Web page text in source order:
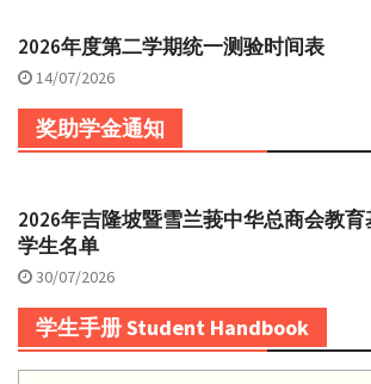
2026年度第二学期统一测验时间表
14/07/2026
奖助学金通知
2026年吉隆坡暨雪兰莪中华总商会教
学生名单
30/07/2026
学生手册 Student Handbook